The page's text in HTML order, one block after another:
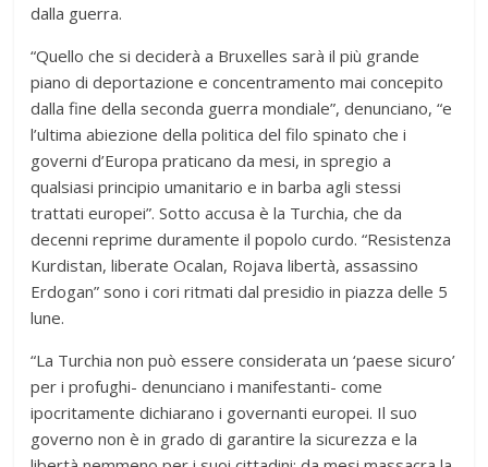
dalla guerra.
“Quello che si deciderà a Bruxelles sarà il più grande
piano di deportazione e concentramento mai concepito
dalla fine della seconda guerra mondiale”, denunciano, “e
l’ultima abiezione della politica del filo spinato che i
governi d’Europa praticano da mesi, in spregio a
qualsiasi principio umanitario e in barba agli stessi
trattati europei”. Sotto accusa è la Turchia, che da
decenni reprime duramente il popolo curdo. “Resistenza
Kurdistan, liberate Ocalan, Rojava libertà, assassino
Erdogan” sono i cori ritmati dal presidio in piazza delle 5
lune.
“La Turchia non può essere considerata un ‘paese sicuro’
per i profughi- denunciano i manifestanti- come
ipocritamente dichiarano i governanti europei. Il suo
governo non è in grado di garantire la sicurezza e la